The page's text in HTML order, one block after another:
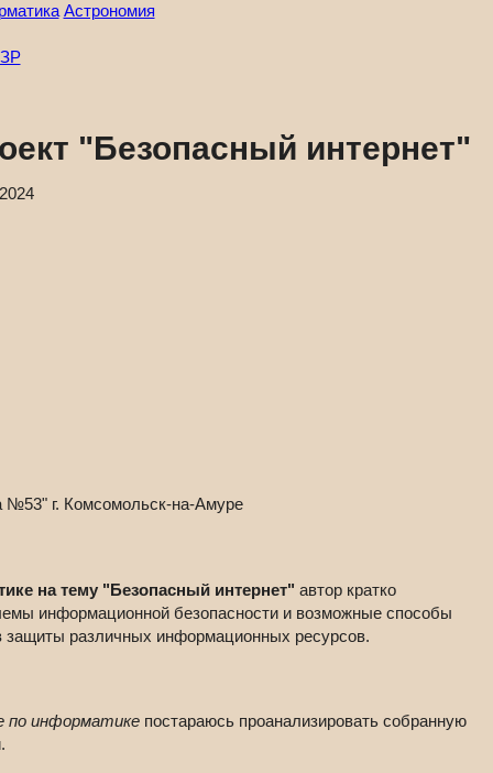
Астрономия
"Безопасный интернет"
г. Комсомольск-на-Амуре
на тему "Безопасный интернет" автор кратко
информационной безопасности и возможные способы
различных информационных ресурсов.
по информатикепостараюсь проанализировать собранную